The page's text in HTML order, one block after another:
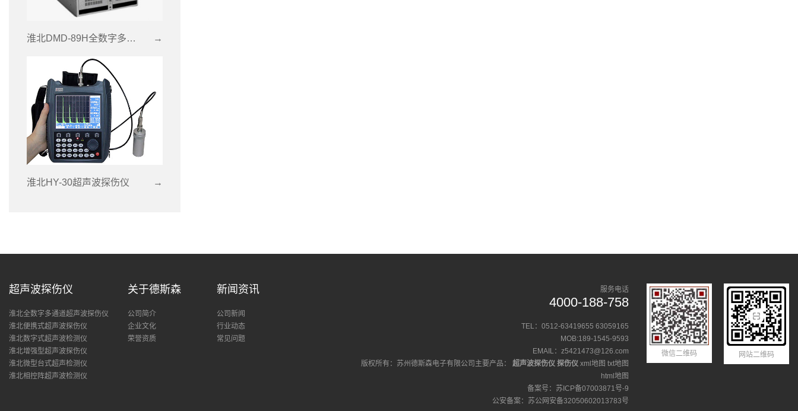
→
淮北DMD-89H全数字多通道超声波探伤仪
→
淮北HY-30超声波探伤仪
超声波探伤仪
淮北全数字多通道超声波探伤仪
淮北便携式超声波探伤仪
淮北数字式超声波检测仪
淮北增强型超声波探伤仪
淮北微型台式超声检测仪
淮北相控阵超声波检测仪
关于德斯森
公司简介
企业文化
荣誉资质
新闻资讯
公司新闻
行业动态
常见问题
微信二维码
网站二维码
服务电话
4000-188-758
TEL：0512-63419655 63059165
MOB:189-1545-9593
EMAIL：z5421473@126.com
版权所有：苏州德斯森电子有限公司主要产品： 超声波探伤仪 探伤仪 xml地图 txt地图
html地图
备案号： 苏ICP备07003871号-9
公安备案： 苏公网安备32050602013783号